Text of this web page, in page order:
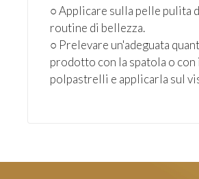
○ Applicare sulla pelle pulita
routine di bellezza.
○ Prelevare un'adeguata
prodotto con la spatola o con i
polpastrelli e applicarla sul